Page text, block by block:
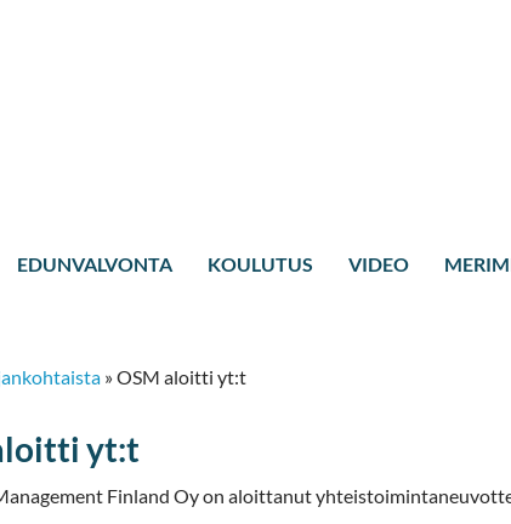
EDUNVALVONTA KOULUTUS VIDEO
»OSM aloitti yt:t
yt:t
Finland Oy on aloittanut